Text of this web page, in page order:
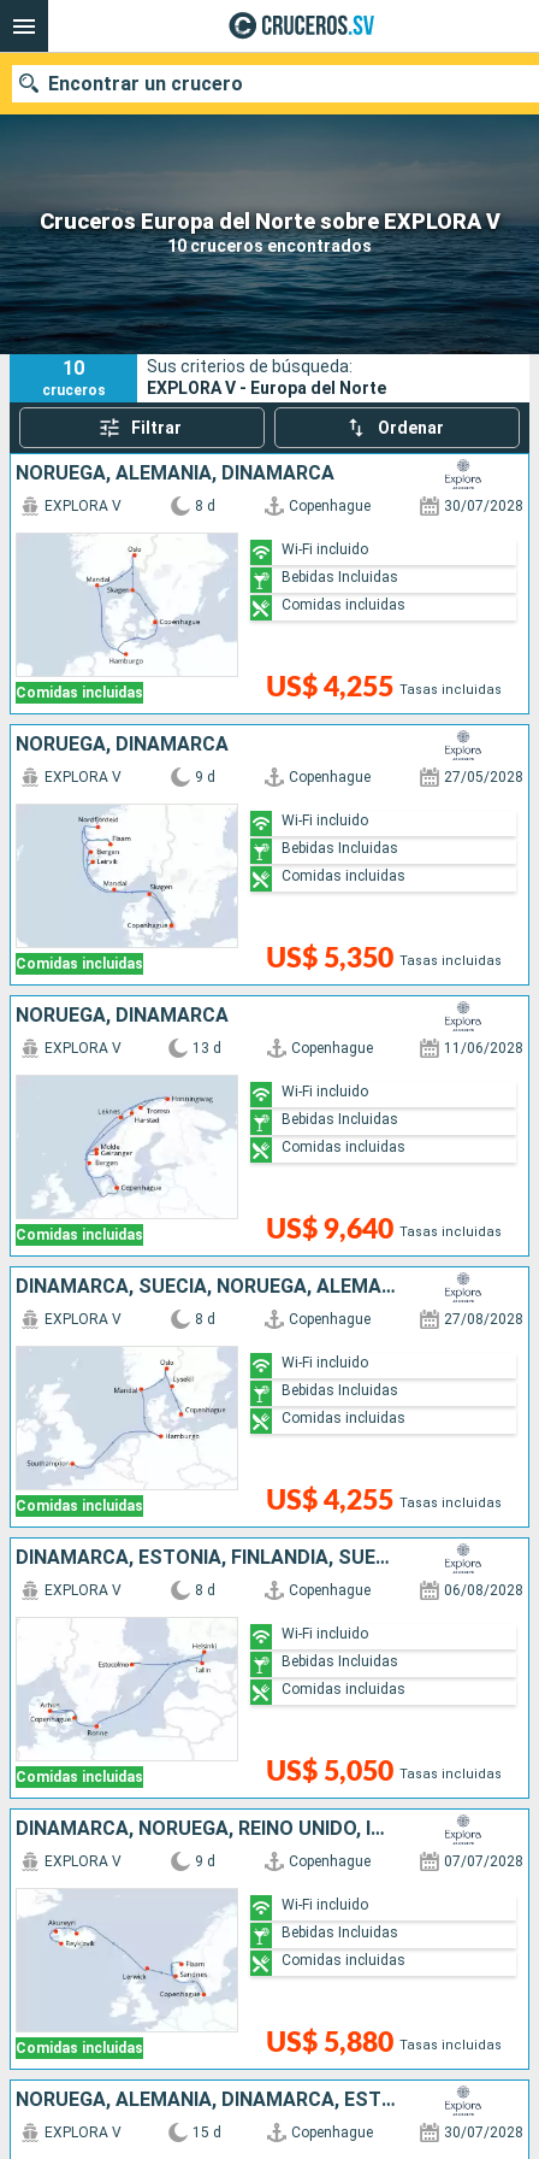
Cruceros Europa del Norte sobre EXPLORA V
10 cruceros encontrados
Encontrar un crucero
Nuestros destinos
Fecha de salida
Puertos Compañías
Buscar
10
cruceros
Sus criterios de búsqueda:
EXPLORA V - Europa del Norte
Filtrar Ordenar
NORUEGA, ALEMANIA, DINAMARCA
Comidas incluidas
EXPLORA V 8 d Copenhague 30/07/2028
US$ 4,255 Tasas incluidas
Wi-Fi incluido
Bebidas Incluidas
Comidas incluidas
NORUEGA, DINAMARCA
Comidas incluidas
EXPLORA V 9 d Copenhague 27/05/2028
US$ 5,350 Tasas incluidas
Wi-Fi incluido
Bebidas Incluidas
Comidas incluidas
NORUEGA, DINAMARCA
Comidas incluidas
EXPLORA V 13 d Copenhague 11/06/2028
US$ 9,640 Tasas incluidas
Wi-Fi incluido
Bebidas Incluidas
Comidas incluidas
DINAMARCA, SUECIA, NORUEGA, ALEMANIA, REINO UNIDO
Comidas incluidas
EXPLORA V 8 d Copenhague 27/08/2028
US$ 4,255 Tasas incluidas
Wi-Fi incluido
Bebidas Incluidas
Comidas incluidas
DINAMARCA, ESTONIA, FINLANDIA, SUECIA
Comidas incluidas
EXPLORA V 8 d Copenhague 06/08/2028
US$ 5,050 Tasas incluidas
Wi-Fi incluido
Bebidas Incluidas
Comidas incluidas
DINAMARCA, NORUEGA, REINO UNIDO, ISLANDIA
Comidas incluidas
EXPLORA V 9 d Copenhague 07/07/2028
US$ 5,880 Tasas incluidas
Wi-Fi incluido
Bebidas Incluidas
Comidas incluidas
NORUEGA, ALEMANIA, DINAMARCA, ESTONIA, FINLANDIA, SUECIA
EXPLORA V 15 d Copenhague 30/07/2028